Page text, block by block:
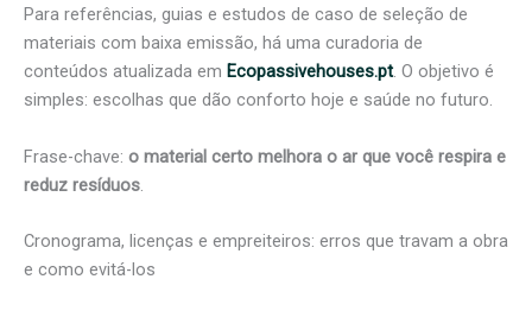
Para referências, guias e estudos de caso de seleção de
materiais com baixa emissão, há uma curadoria de
conteúdos atualizada em Ecopassivehouses.pt. O objetivo é
simples: escolhas que dão conforto hoje e saúde no futuro.
Frase-chave: o material certo melhora o ar que você respira e
reduz resíduos
Cronograma, licenças e empreiteiros: erros que travam a obra
e como evitá-los